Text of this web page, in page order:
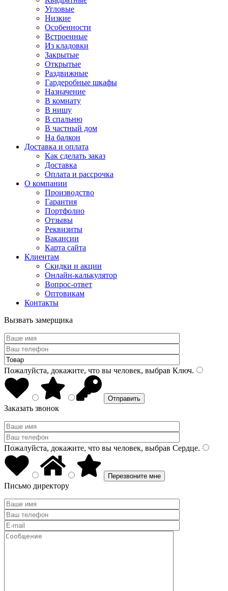
Угловые
Низкие
Особенности
Встроенные
Из кладовки
Закрытые
Открытые
Раздвижные
Гардеробные шкафы
Назначение
В комнату
В нишу
В спальню
В частный дом
На балкон
Доставка и оплата
Как сделать заказ
Доставка
Оплата и рассрочка
О компании
Производство
Гарантия
Портфолио
Отзывы
Реквизиты
Вакансии
Карта сайта
Клиентам
Скидки и акции
Онлайн-калькулятор
Вопрос-ответ
Оптовикам
Контакты
Вызвать замерщика
Пожалуйста, докажите, что вы человек, выбрав Ключ.
Заказать звонок
Пожалуйста, докажите, что вы человек, выбрав Сердце.
Письмо директору